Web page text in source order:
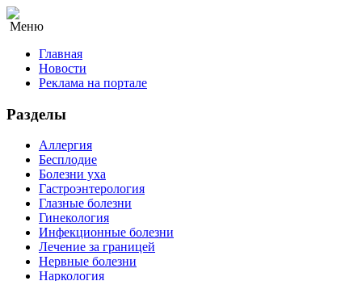
Меню
Главная
Новости
Реклама на портале
Разделы
Аллергия
Бесплодие
Болезни уха
Гастроэнтерология
Глазные болезни
Гинекология
Инфекционные болезни
Лечение за границей
Нервные болезни
Наркология